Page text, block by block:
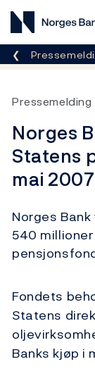
Norges
Her er du
Pressemelding
Norges
Statens
mai 2007
Norges
540
Fondets
Statens
Banks kjøp i